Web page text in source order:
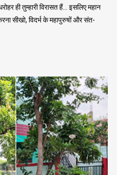
ही तुम्हारी विरासत हैं… इसलिए महान
सीखो, विदर्भ के महापुरुषों और संत-